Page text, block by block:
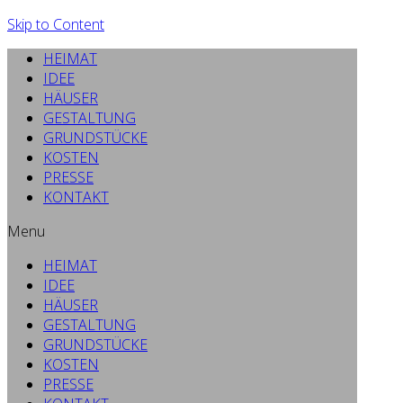
Skip to Content
HEIMAT
IDEE
HÄUSER
GESTALTUNG
GRUNDSTÜCKE
KOSTEN
PRESSE
KONTAKT
Menu
HEIMAT
IDEE
HÄUSER
GESTALTUNG
GRUNDSTÜCKE
KOSTEN
PRESSE